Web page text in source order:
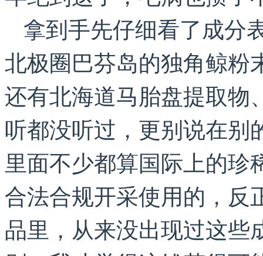
拿到手先仔细看了成分
北极圈巴芬岛的独角鲸粉
还有北海道马胎盘提取物
听都没听过，更别说在别
里面不少都算国际上的
合法合规开采使用的，反
品里，从来没出现过这些